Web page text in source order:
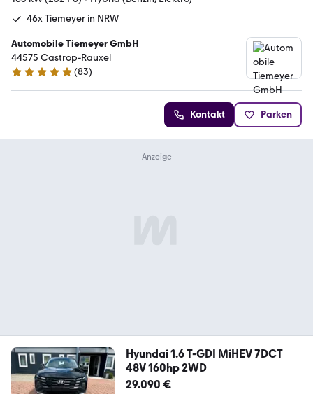
46x Tiemeyer in NRW
Automobile Tiemeyer GmbH
44575 Castrop-Rauxel
5 Sterne
(83)
Kontakt Parken
Hyundai 1.6 T-GDI MiHEV 7DCT
48V 160hp 2WD
29.090 €